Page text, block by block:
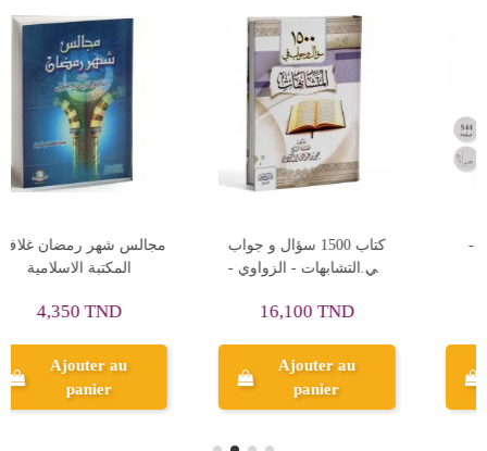
في
فتاوى الحج والعمرة -
الاداب الاسلامية للكبار و
الصغار - محمود المصري